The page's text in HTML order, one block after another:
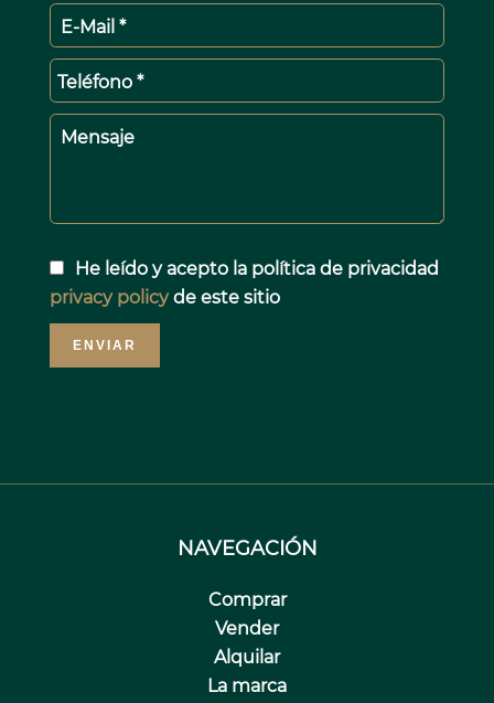
E-Mail *
Teléfono *
Mensaje
He leído y acepto la política de privacidad
privacy policyde este sitio
ENVIAR
NAVEGACIÓN
Comprar
Vender
Alquilar
La marca